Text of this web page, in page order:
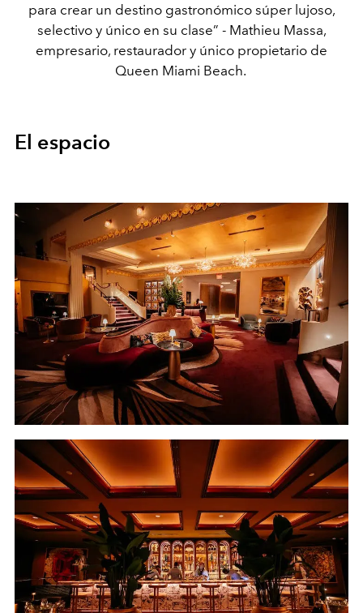
para crear un destino gastronómico súper lujoso,
selectivo y único en su clase” - Mathieu Massa,
empresario, restaurador y único propietario de
Queen Miami Beach.
El espacio